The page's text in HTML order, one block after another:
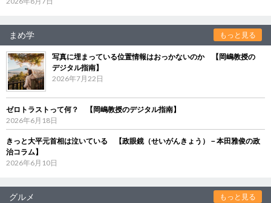
まめ学 もっと見る
写真に埋まっている位置情報はおっかないのか 【岡嶋教授の
デジタル指南】
2026年7月22日
ゼロトラストって何？ 【岡嶋教授のデジタル指南】
2026年6月18日
きっと大平元首相は泣いている 【政眼鏡（せいがんきょう）－本田雅俊の政
治コラム】
2026年6月10日
グルメ もっと見る